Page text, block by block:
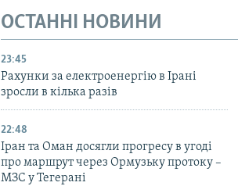
ОСТАННІ НОВИНИ
23:45
Рахунки за електроенергію в Ірані
зросли в кілька разів
22:48
Іран та Оман досягли прогресу в угоді
про маршрут через Ормузьку протоку –
МЗС у Тегерані